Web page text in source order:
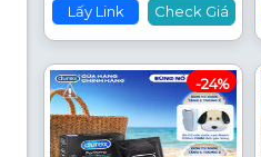
Lấy Link Check Giá
-24%